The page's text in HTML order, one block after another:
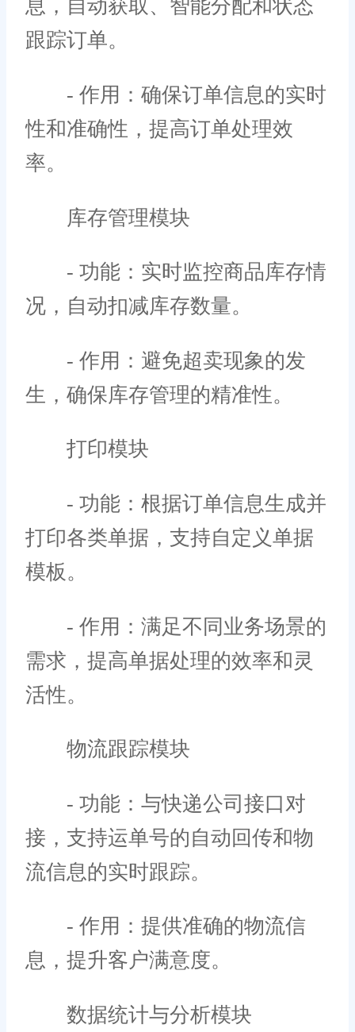
息，自动获取、智能分配和状态
跟踪订单。
- 作用：确保订单信息的实时
性和准确性，提高订单处理效
率。
库存管理模块
- 功能：实时监控商品库存情
况，自动扣减库存数量。
- 作用：避免超卖现象的发
生，确保库存管理的精准性。
打印模块
- 功能：根据订单信息生成并
打印各类单据，支持自定义单据
模板。
- 作用：满足不同业务场景的
需求，提高单据处理的效率和灵
活性。
物流跟踪模块
- 功能：与快递公司接口对
接，支持运单号的自动回传和物
流信息的实时跟踪。
- 作用：提供准确的物流信
息，提升客户满意度。
数据统计与分析模块